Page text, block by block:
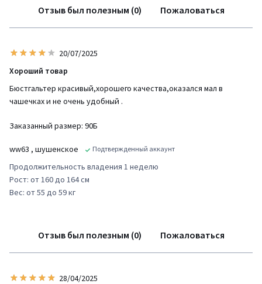
Отзыв был полезным (0) Пожаловаться
20/07/2025
Хороший товар
Бюстгальтер красивый,хорошего качества,оказался мал в
чашечках и не очень удобный .
Заказанный размер: 90Б
ww63 , шушенское Подтвержденный аккаунт
Продолжительность владения 1 неделю
Рост: от 160 до 164 см
Вес: от 55 до 59 кг
Отзыв был полезным (0) Пожаловаться
28/04/2025